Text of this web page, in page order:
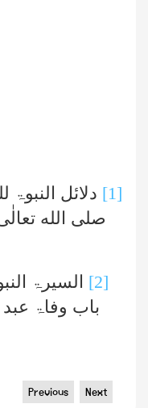
[1] دلائل
صلی الله
[2] السیرۃ
باب وفاۃ عبد
Previous Next